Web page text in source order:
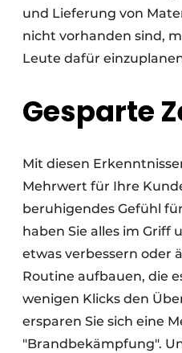
und Lieferung von
nicht vorhanden sind,
Leute dafür
Gesparte
Mit diesen
Mehrwert für Ihre
beruhigendes Gefühl
haben Sie alles im Griff
etwas verbessern oder
Routine aufbauen, die
wenigen Klicks den
ersparen Sie sich eine
"Brandbekämpfung".